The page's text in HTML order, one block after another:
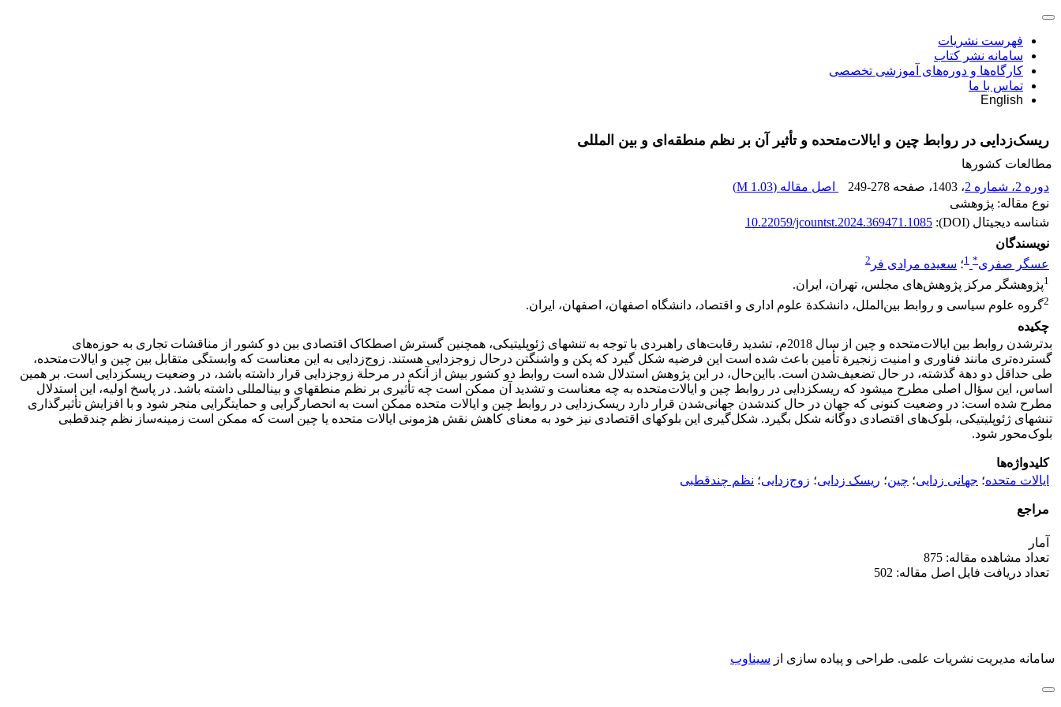
فهرست نشریات
سامانه نشر کتاب
کارگاه‌ها و دوره‌های آموزشی تخصصی
تماس با ما
English
ریسک‌زدایی در روابط چین و ایالات‌متحده و تأثیر آن بر نظم منطقه‌ای و بین المللی
مطالعات کشورها
دوره 2، شماره 2
، 1403 ، صفحه 249-278 اصل مقاله (1.03 M
)
نوع مقاله: پژوهشی
شناسه دیجیتال (DOI):
10.22059/jcountst.2024.369471.1085
نویسندگان
عسگر صفری*
1؛ سعیده مرادی فر 2
1پژوهشگر مرکز پژوهش‌های مجلس، تهران، ایران.
2گروه علوم سیاسی و روابط بین‌الملل، دانشکدة علوم اداری و اقتصاد، دانشگاه اصفهان، اصفهان، ایران.
چکیده
بدترشدن روابط بین ایالات‌متحده و چین از سال 2018م، تشدید رقابت‌های راهبردی با توجه به تنش‎های ژئوپلیتیکی، همچنین گسترش اصطکاک اقتصادی بین دو کشور از مناقشات تجاری به حوزه‌های
گسترده‌تری مانند فناوری و امنیت زنجیرة تأمین باعث شده است این فرضیه شکل گیرد که پکن و واشنگتن درحال زوج‎زدایی هستند. زوج‌زدایی به این معناست که وابستگی متقابل بین چین و ایالات‌متحده،
طی حداقل دو دهة گذشته، در حال تضعیف‌شدن است. بااین‌حال، در این پژوهش استدلال شده است روابط دو کشور بیش‌ از آنکه در مرحلة زوج‎زدایی قرار داشته باشد، در وضعیت ریسک‎زدایی است. بر همین
اساس، این سؤال اصلی مطرح می‎شود که ریسک‎زدایی در روابط چین و ایالات‌متحده به چه معناست و تشدید آن ممکن است چه تأثیری بر نظم منطقه‏ای و بین‎المللی داشته باشد. در پاسخ اولیه، این استدلال
مطرح شده است: در وضعیت کنونی که جهان در حال کندشدن جهانی‌شدن قرار دارد ریسک‌زدایی در روابط چین و ایالات متحده ممکن است به انحصارگرایی و حمایتگرایی منجر شود و با افزایش تأثیرگذاری
تنش‎های ژئوپلیتیکی، بلوک‌های اقتصادی دوگانه شکل بگیرد. شکل‌گیری این بلوک‏های اقتصادی نیز خود به معنای کاهش نقش هژمونی ایالات متحده یا چین است که ممکن است زمینه‌ساز نظم چندقطبی
بلوک‌محور شود.
کلیدواژه‌ها
ایالات متحده؛ جهانی ‏زدایی؛ چین؛ ریسک ‏زدایی؛ زوج‌زدایی؛ نظم چندقطبی
مراجع
آمار
تعداد مشاهده مقاله: 875
تعداد دریافت فایل اصل مقاله: 502
سامانه مدیریت نشریات علمی. طراحی و پیاده سازی از سیناوب